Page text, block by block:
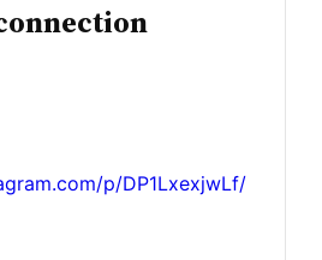
p/DP1LxexjwLf/